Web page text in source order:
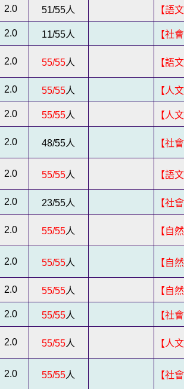
2.0 51/55人 【語
2.0 11/55人 【社
2.0 55/55人 【語
2.0 55/55人 【人
2.0 55/55人 【人
2.0 48/55人 【社
2.0 55/55人 【語
2.0 23/55人 【社
2.0 55/55人 【自
2.0 55/55人 【自
2.0 55/55人 【自
2.0 55/55人 【社
2.0 55/55人 【人
2.0 55/55人 【社